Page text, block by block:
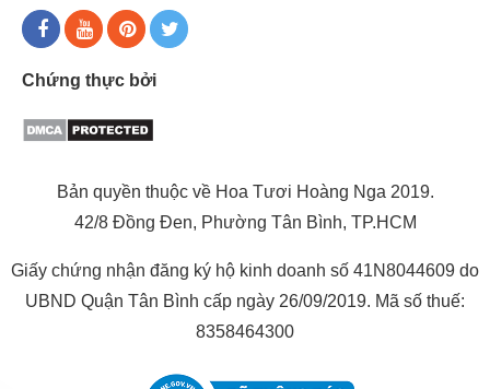
Chứng thực bởi
Bản quyền thuộc về Hoa Tươi Hoàng Nga 2019.
42/8 Đồng Đen, Phường Tân Bình, TP.HCM
Giấy chứng nhận đăng ký hộ kinh doanh số 41N8044609 do
UBND Quận Tân Bình cấp ngày 26/09/2019. Mã số thuế:
8358464300